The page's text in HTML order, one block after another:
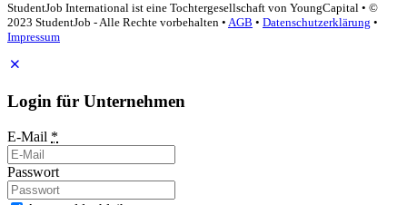
StudentJob International ist eine Tochtergesellschaft von YoungCapital • ©
2023 StudentJob - Alle Rechte vorbehalten • AGB • Datenschutzerklärung •
Impressum
Login für Unternehmen
E-Mail *
Passwort